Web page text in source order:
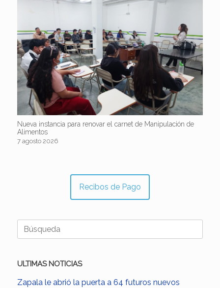
Nueva instancia para renovar el carnet de Manipulación de
Alimentos
7 agosto 2026
Recibos de Pago
Buscar:
ULTIMAS NOTICIAS
Zapala le abrió la puerta a 64 futuros nuevos